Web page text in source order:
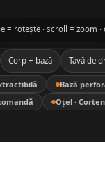
= rotește · scroll = zoom
Corp + bază Tavă de
Bază
Oțel ·